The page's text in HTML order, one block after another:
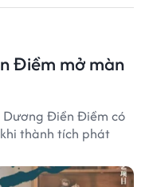
Điềm mở màn
Dương Điền Điềm có
thành tích phát